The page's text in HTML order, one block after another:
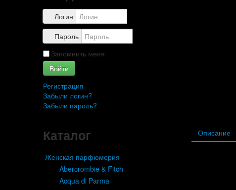
Логин
Пароль
Запомнить меня
Войти
Регистрация
Забыли логин?
Забыли пароль?
Каталог
Женская парфюмерия
Abercrombie & Fitch
Acqua di Parma
Описание